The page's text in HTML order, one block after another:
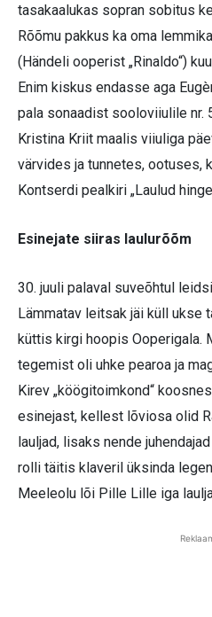
tasakaalukas sopran sobitus
Rõõmu pakkus ka oma
(Händeli ooperist „Rinaldo“)
Enim kiskus endasse aga
pala sonaadist sooloviiulile nr.
Kristina Kriit maalis viiuliga
värvides ja tunnetes, ootuses,
Kontserdi pealkiri „Laulud
Esinejate siiras laulurõõm
30. juuli palaval suveõhtul
Lämmatav leitsak jäi küll ukse
küttis kirgi hoopis Ooperigala.
tegemist oli uhke pearoa ja
Kirev „köögitoimkond“
esinejast, kellest lõviosa olid
lauljad, lisaks nende
rolli täitis klaveril üksinda
Meeleolu lõi Pille Lille iga